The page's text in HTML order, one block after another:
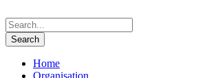
Home
Organisation